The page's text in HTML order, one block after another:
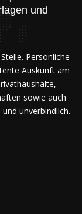
und
Persönliche
Auskunft am
sowie auch
unverbindlich.